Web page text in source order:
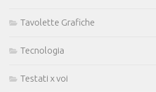
Tavolette Grafiche
Tecnologia
Testati x voi